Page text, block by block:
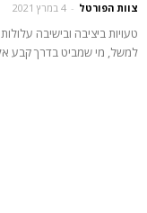
צוות הפורטל - 4 במרץ 2021
טעויות ביציבה ובישיבה
למשל, מי שמביט בדרך קבע